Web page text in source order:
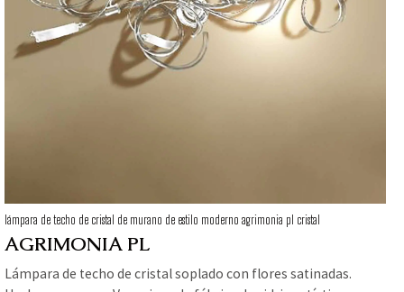
lámpara de techo de cristal de murano de estilo moderno agrimonia pl cristal
AGRIMONIA PL
Lámpara de techo de cristal soplado con flores satinadas.